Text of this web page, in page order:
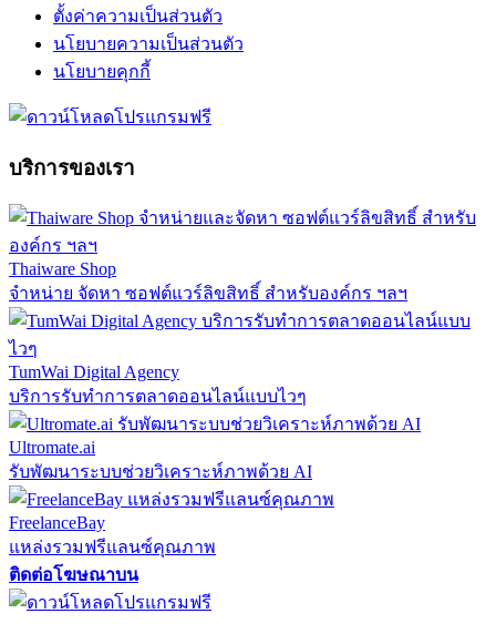
ตั้งค่าความเป็นส่วนตัว
นโยบายความเป็นส่วนตัว
นโยบายคุกกี้
บริการของเรา
Thaiware Shop
จำหน่าย จัดหา ซอฟต์แวร์ลิขสิทธิ์ สำหรับองค์กร ฯลฯ
TumWai Digital Agency
บริการรับทำการตลาดออนไลน์แบบไวๆ
Ultromate.ai
รับพัฒนาระบบช่วยวิเคราะห์ภาพด้วย AI
FreelanceBay
แหล่งรวมฟรีแลนซ์คุณภาพ
ติดต่อโฆษณาบน